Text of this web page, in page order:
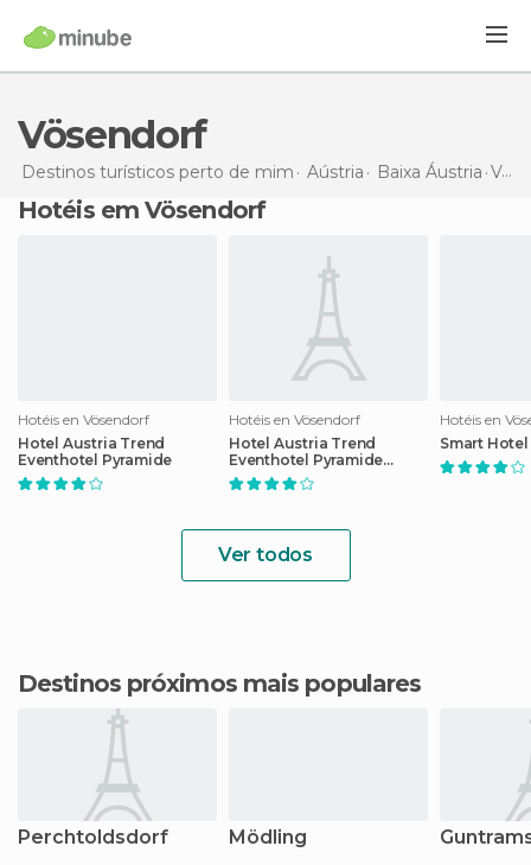
Vösendorf
Destinos turísticos perto de mim Aústria Baixa Áustria Vösendorf
Hotéis em Vösendorf
Hotéis en Vösendorf
Hotel Austria Trend
Eventhotel Pyramide
Hotéis en Vösendorf
Hotel Austria Trend
Eventhotel Pyramide
Congress Center Wien
Hotéis en
Smart Hotel
Ver todos
Destinos próximos mais populares
Perchtoldsdorf Mödling